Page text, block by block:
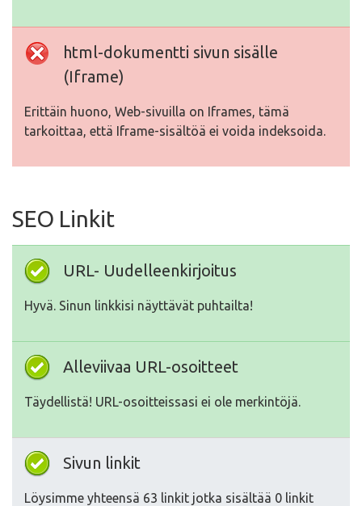
html-dokumentti sivun sisälle
(Iframe)
Erittäin huono, Web-sivuilla on Iframes, tämä
tarkoittaa, että Iframe-sisältöä ei voida indeksoida.
SEO Linkit
URL- Uudelleenkirjoitus
Hyvä. Sinun linkkisi näyttävät puhtailta!
Alleviivaa URL-osoitteet
Täydellistä! URL-osoitteissasi ei ole merkintöjä.
Sivun linkit
Löysimme yhteensä 63 linkit jotka sisältää 0 linkit